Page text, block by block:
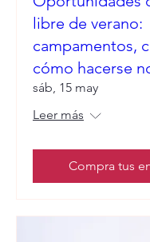
libre de verano:
campamentos,
cómo hacerse
sáb, 15 may
Leer más
Compra tus